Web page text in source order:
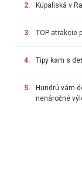
2. Kúpaliská v
3. TOP atrakcie
4. Tipy kam s
5.
Hundrú vám
nenáročné